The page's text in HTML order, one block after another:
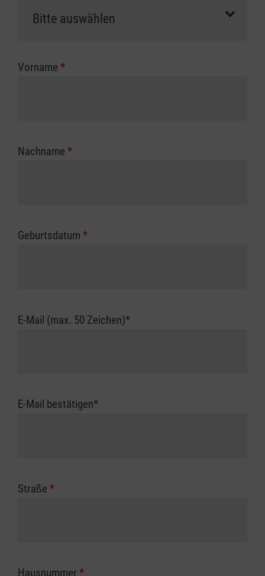
Die notwendigen Formulare für die
zuständigen Berufsgenossenschaft oder
Vorname *
Nachname *
Geburtsdatum *
E-Mail (max. 50 Zeichen)*
E-Mail bestätigen*
Straße *
Hausnummer *